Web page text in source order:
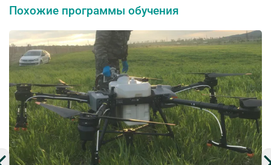
Похожие программы обучения